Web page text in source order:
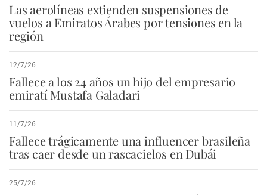
Las aerolíneas extienden suspensiones de
vuelos a Emiratos Árabes por tensiones en la
región
12/7/26
Fallece a los 24 años un hijo del empresario
emiratí Mustafa Galadari
11/7/26
Fallece trágicamente una influencer brasileña
tras caer desde un rascacielos en Dubái
25/7/26